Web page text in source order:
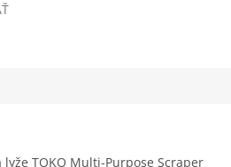
lyže TOKO Multi-Purpose Scraper